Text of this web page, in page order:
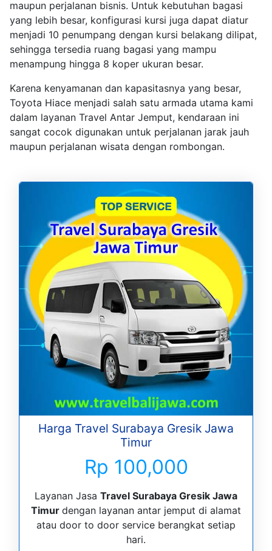
maupun perjalanan bisnis. Untuk kebutuhan bagasi
yang lebih besar, konfigurasi kursi juga dapat diatur
menjadi 10 penumpang dengan kursi belakang dilipat,
sehingga tersedia ruang bagasi yang mampu
menampung hingga 8 koper ukuran besar.
Karena kenyamanan dan kapasitasnya yang besar,
Toyota Hiace menjadi salah satu armada utama kami
dalam layanan Travel Antar Jemput, kendaraan ini
sangat cocok digunakan untuk perjalanan jarak jauh
maupun perjalanan wisata dengan rombongan.
Harga Travel Surabaya Gresik Jawa
Timur
Rp 100,000
Layanan Jasa Travel Surabaya Gresik Jawa
Timur dengan layanan antar jemput di alamat
atau door to door service berangkat setiap
hari.